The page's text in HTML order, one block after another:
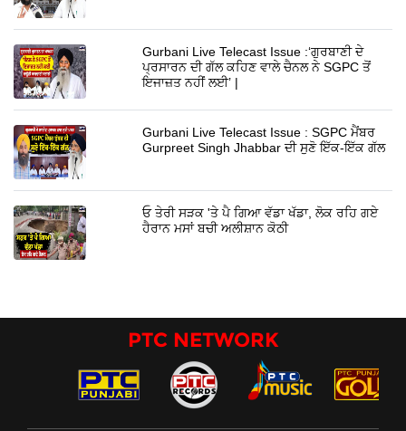
Gurbani Live Telecast Issue :‘ਗੁਰਬਾਣੀ ਦੇ
ਪ੍ਰਸਾਰਨ ਦੀ ਗੱਲ ਕਹਿਣ ਵਾਲੇ ਚੈਨਲ ਨੇ SGPC ਤੋਂ
ਇਜਾਜ਼ਤ ਨਹੀਂ ਲਈ’ |
Gurbani Live Telecast Issue : SGPC ਮੈਂਬਰ
Gurpreet Singh Jhabbar ਦੀ ਸੁਣੋ ਇੱਕ-ਇੱਕ ਗੱਲ
ਓ ਤੇਰੀ ਸੜਕ 'ਤੇ ਪੈ ਗਿਆ ਵੱਡਾ ਖੱਡਾ, ਲੋਕ ਰਹਿ ਗਏ
ਹੈਰਾਨ ਮਸਾਂ ਬਚੀ ਅਲੀਸ਼ਾਨ ਕੋਠੀ
PTC NETWORK